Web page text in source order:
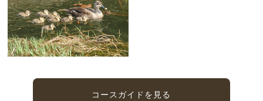
コースガイドを見る